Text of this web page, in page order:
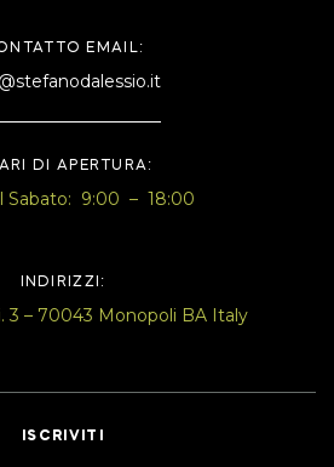
EMAIL:
DI APERTURA:
Sabato: 9:00 – 18:00
INDIRIZZI:
3 – 70043 Monopoli BA Italy
ISCRIVITI